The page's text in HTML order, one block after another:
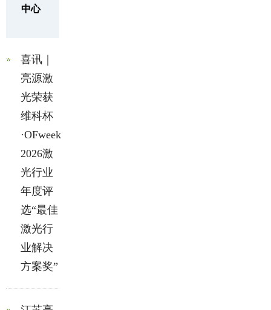
中心
喜讯｜
亮源激
光荣获
维科杯
·OFweek
2026激
光行业
年度评
选“最佳
激光行
业解决
方案奖”